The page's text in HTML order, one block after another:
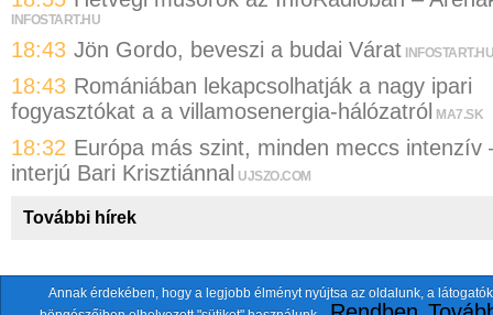
INFOSTART.HU
18:43 Jön Gordo, beveszi a budai Várat INFOSTART.HU
18:43 Romániában lekapcsolhatják a nagy ipari
fogyasztókat a a villamosenergia-hálózatról
MA7.SK
18:32 Európa más szint, minden meccs intenzív
interjú Bari Krisztiánnal UJSZO.COM
További hírek
A fentiekkel együtt összesen118 oldaltszemlézünk.
Annak érdekében, hogy a legjobb élményt nyújtsa az oldalunk, a látogatók